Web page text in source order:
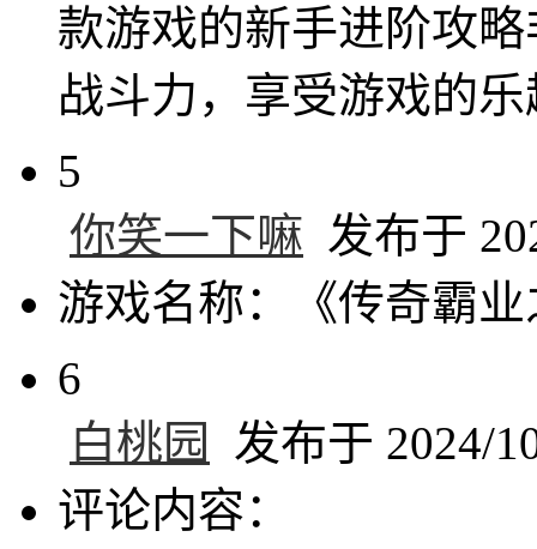
款游戏的新手进阶攻
战斗力，享受游戏的
5
你笑一下嘛 发布于
游戏名称：《传奇霸
6
白桃园
发布于 2024/
评论内容：